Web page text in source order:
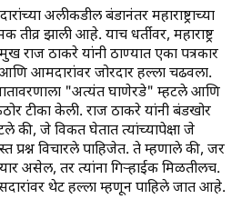
अलीकडील बंडानंतर महाराष्ट्राच्या
झाली आहे. याच धर्तीवर, महाराष्ट्र
राज ठाकरे यांनी ठाण्यात एका पत्रकार
आमदारांवर जोरदार हल्ला चढवला.
"अत्यंत घाणेरडे" म्हटले आणि
टीका केली. राज ठाकरे यांनी बंडखोर
की, जे विकत घेतात त्यांच्यापेक्षा जे
प्रश्न विचारले पाहिजेत. ते म्हणाले की, जर
असेल, तर त्यांना गिऱ्हाईक मिळतीलच.
थेट हल्ला म्हणून पाहिले जात आहे.